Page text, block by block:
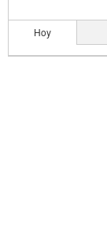
Hoy